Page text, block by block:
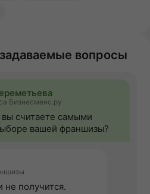
вопросы
Бизнесменс.ру
считаете самыми
вашей франшизы?
не получится.